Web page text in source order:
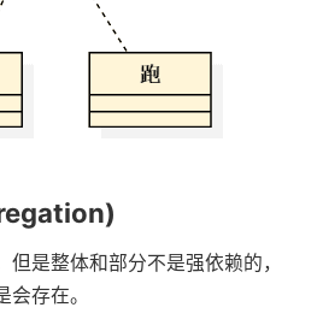
是整体和部分不是强依赖的，
存在。